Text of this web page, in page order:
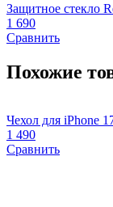
Защитное стекло
1 690
Сравнить
Похожие
Чехол для iPhone
1 490
Сравнить